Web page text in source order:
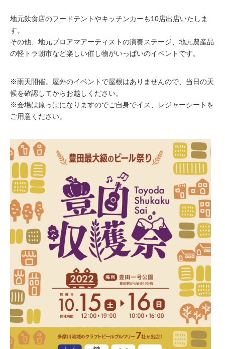
地元飲食店のフードテントやキッチンカーも10店出店いたしま
す。
その他、地元プロアマアーティストの演奏ステージ、地元農産品
の軽トラ朝市など楽しい催し物がいっぱいのイベントです。
※雨天開催。屋外のイベントで屋根はありませんので、当日の天
候を確認してからお越しください。
※会場は原っぱになりますのでご自身でイス、レジャーシートを
ご用意ください。